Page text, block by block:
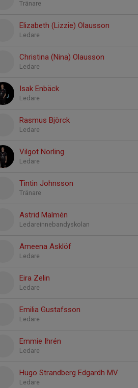
Tränare
Elizabeth (Lizzie) Olausson
Ledare
Christina (Nina) Olausson
Ledare
Isak Enbäck
Ledare
Rasmus Björck
Ledare
Vilgot Norling
Ledare
Tintin Johnsson
Tränare
Astrid Malmén
Ledareinnebandyskolan
Ameena Asklöf
Ledare
Eira Zelin
Ledare
Emilia Gustafsson
Ledare
Emmie Ihrén
Ledare
Hugo Strandberg Edgardh MV
Ledare